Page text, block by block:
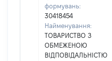
формувань:
30418454
Найменування:
ТОВАРИСТВО З
ОБМЕЖЕНОЮ
ВІДПОВІДАЛЬНІСТЮ